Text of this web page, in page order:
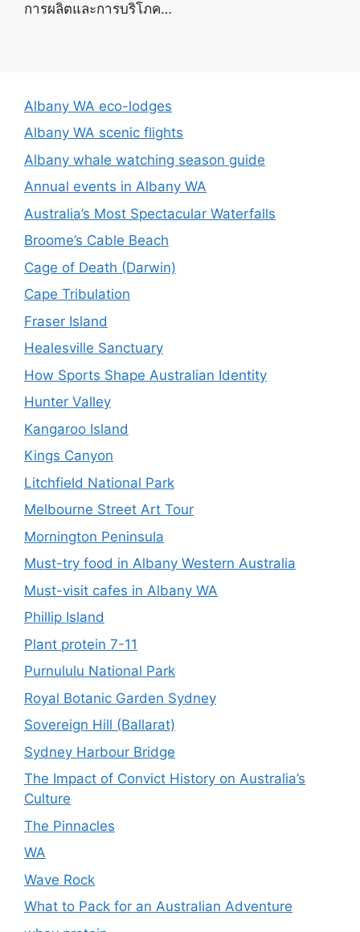
การผลิตและการบริโภค…
Albany WA eco-lodges
Albany WA scenic flights
Albany whale watching season guide
Annual events in Albany WA
Australia’s Most Spectacular Waterfalls
Broome’s Cable Beach
Cage of Death (Darwin)
Cape Tribulation
Fraser Island
Healesville Sanctuary
How Sports Shape Australian Identity
Hunter Valley
Kangaroo Island
Kings Canyon
Litchfield National Park
Melbourne Street Art Tour
Mornington Peninsula
Must-try food in Albany Western Australia
Must-visit cafes in Albany WA
Phillip Island
Plant protein 7-11
Purnululu National Park
Royal Botanic Garden Sydney
Sovereign Hill (Ballarat)
Sydney Harbour Bridge
The Impact of Convict History on Australia’s
Culture
The Pinnacles
WA
Wave Rock
What to Pack for an Australian Adventure